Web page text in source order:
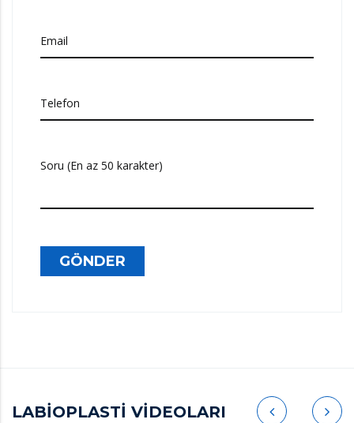
Email
Telefon
Soru (En az 50 karakter)
GÖNDER
LABİOPLASTİ VİDEOLARI